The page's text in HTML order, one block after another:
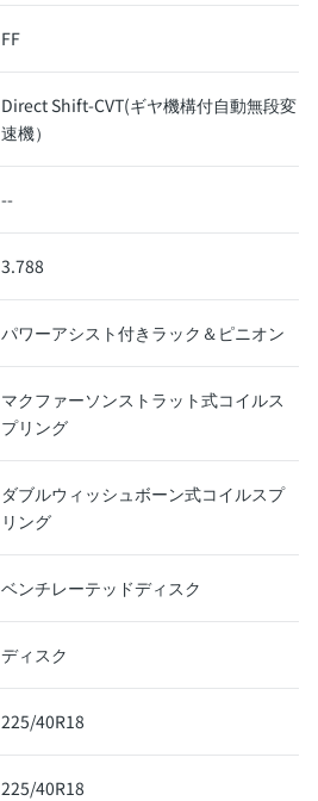
FF
Direct Shift-CVT(ギヤ機構付自動無段変
速機）
--
3.788
パワーアシスト付きラック＆ピニオン
マクファーソンストラット式コイルス
プリング
ダブルウィッシュボーン式コイルスプ
リング
ベンチレーテッドディスク
ディスク
225/40R18
225/40R18